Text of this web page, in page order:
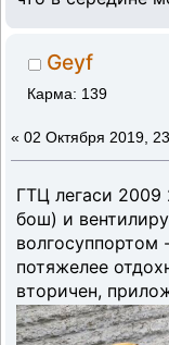
Geyf
Карма: 139
« 02 Октября 2019,
ГТЦ легаси
бош) и
волгосуппортом
потяжелее
вторичен,